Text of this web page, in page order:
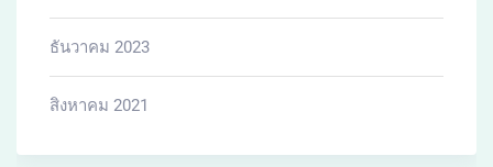
ธันวาคม 2023
สิงหาคม 2021